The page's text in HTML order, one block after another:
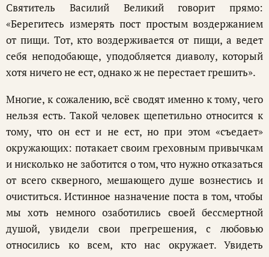
Святитель Василий Великий говорит прямо:
«Берегитесь измерять пост простым воздержанием
от пищи. Тот, кто воздерживается от пищи, а ведет
себя неподобающе, уподобляется диаволу, который
хотя ничего не ест, однако ж не перестает грешить».
Многие, к сожалению, всё сводят именно к тому, чего
нельзя есть. Такой человек щепетильно относится к
тому, что он ест и не ест, но при этом «съедает»
окружающих: потакает своим греховным привычкам
и нисколько не заботится о том, что нужно отказаться
от всего скверного, мешающего душе вознестись и
очиститься. Истинное назначение поста в том, чтобы
мы хоть немного озаботились своей бессмертной
душой, увидели свои прегрешения, с любовью
относились ко всем, кто нас окружает. Увидеть